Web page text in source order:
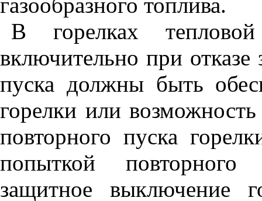
газообразного топлива.
В горелках
включительно при отказе
пуска должны быть
горелки или
повторного пуска
попыткой
защитное выключение